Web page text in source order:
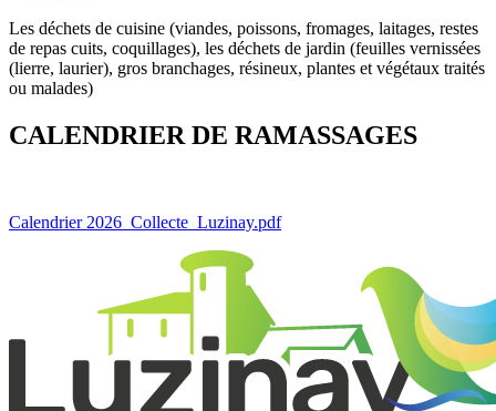
Les déchets de cuisine (viandes, poissons, fromages, laitages, restes
de repas cuits, coquillages), les déchets de jardin (feuilles vernissées
(lierre, laurier), gros branchages, résineux, plantes et végétaux traités
ou malades)
CALENDRIER DE RAMASSAGES
Calendrier 2026_Collecte_Luzinay.pdf